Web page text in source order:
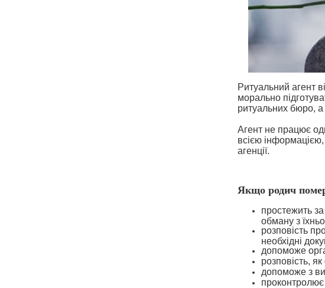
Ритуальний агент
морально
ритуальних бюро, а
Агент не працює
всією
агенції.
Якщо родич
простежить
обману з
розповість
необхідні
допоможе
розповість,
допоможе з
проконтролює